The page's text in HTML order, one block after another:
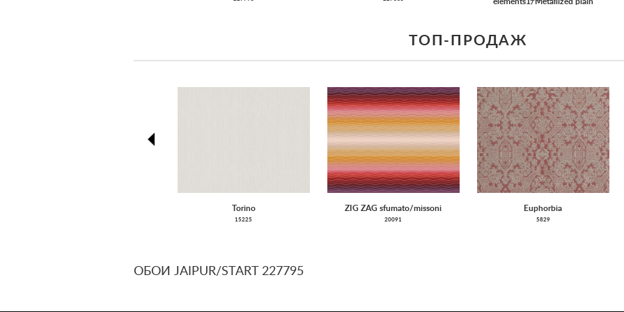
ТОП-ПРОДАЖ
Torino
15225
ZIG ZAG sfumato/missoni
20091
Euphorbia
5829
ОБОИ JAIPUR/START 227795